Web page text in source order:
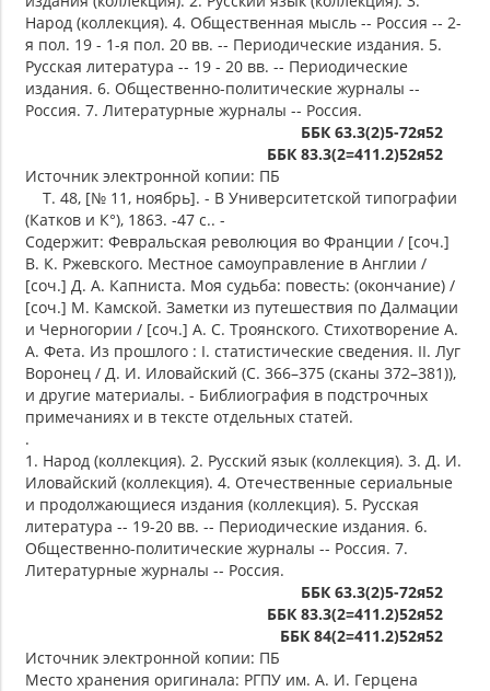
Народ (коллекция). 4. Общественная мысль -- Россия -- 2-
я пол. 19 - 1-я пол. 20 вв. -- Периодические издания. 5.
Русская литература -- 19 - 20 вв. -- Периодические
издания. 6. Общественно-политические журналы --
Россия. 7. Литературные журналы -- Россия.
ББК 63.3(2)5-72я52
ББК 83.3(2=411.2)52я52
Источник электронной копии: ПБ
Т. 48, [№ 11, ноябрь]. - В Университетской типографии
(Катков и К°), 1863. -47 с.. -
Содержит: Февральская революция во Франции / [соч.]
В. К. Ржевского. Местное самоуправление в Англии /
[соч.] Д. А. Капниста. Моя судьба: повесть: (окончание) /
[соч.] М. Камской. Заметки из путешествия по Далмации
и Черногории / [соч.] А. С. Троянского. Стихотворение А.
А. Фета. Из прошлого : I. статистические сведения. II. Луг
Воронец / Д. И. Иловайский (С. 366–375 (сканы 372–381)),
и другие материалы. - Библиография в подстрочных
примечаниях и в тексте отдельных статей.
.
1. Народ (коллекция). 2. Русский язык (коллекция). 3. Д. И.
Иловайский (коллекция). 4. Отечественные сериальные
и продолжающиеся издания (коллекция). 5. Русская
литература -- 19-20 вв. -- Периодические издания. 6.
Общественно-политические журналы -- Россия. 7.
Литературные журналы -- Россия.
ББК 63.3(2)5-72я52
ББК 83.3(2=411.2)52я52
ББК 84(2=411.2)52я52
Источник электронной копии: ПБ
Место хранения оригинала: РГПУ им. А. И. Герцена